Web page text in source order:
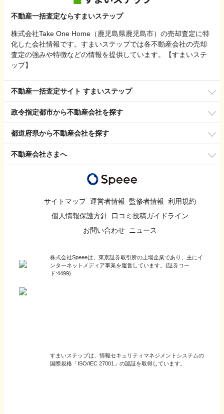
不動産一括査定ならすまいステップ
株式会社Take One Home（鹿児島県鹿児島市）の売却査定に特
化した会社情報です。すまいステップでは各不動産会社の売却
査定の強みや特徴などの情報を提供しています。【すまいステ
ップ】
不動産一括査定サイト すまいステップ
政令指定都市から不動産会社を探す
都道府県から不動産会社を探す
不動産会社さまへ
サイトマップ 運営者情報 監修者情報 利用規約
個人情報保護方針 口コミ投稿ガイドライン
お問い合わせ ニュース
株式会社Speeeは、東京証券取引所の上場企業であり、主にイ
ンターネットメディア事業を運営しています。(証券コー
ド:4499)
すまいステップは、情報セキュリティマネジメントシステムの
国際規格「ISO/IEC 27001」の認証を取得しています。